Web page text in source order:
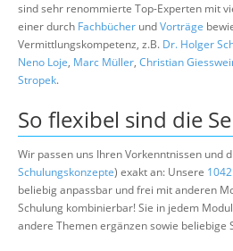
sind sehr renommierte Top-Experten mit
einer durch Fachbücher undVorträge
Vermittlungskompetenz, z.B. Dr. Holger
Neno Loje, Marc Müller, Christian
Stropek.
So flexibel sind die
Wir passen uns Ihren Vorkenntnissen und
Schulungskonzepte) exakt an: Unsere
beliebig anpassbar und frei mit anderen
Schulung kombinierbar! Sie in jedem
andere Themen ergänzen sowie beliebige